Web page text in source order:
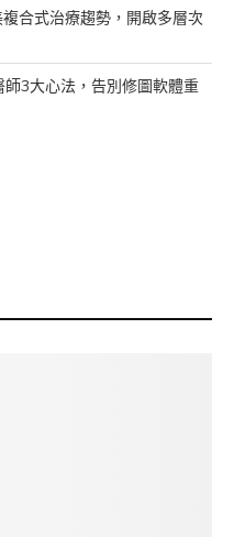
合式治療趨勢，開啟多層次
3大心法，告別修圖軟體重